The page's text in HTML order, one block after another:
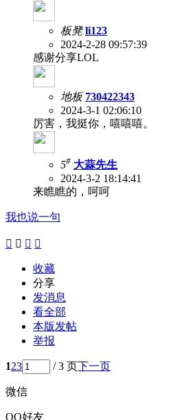
板凳 li123
2024-2-28 09:57:39
感谢分享LOL
地板 730422343
2024-3-1 02:06:10
厉害，我挺你，嘻嘻嘻。
5# 大蒜先生
2024-3-2 18:14:41
来瞧瞧的，呵呵
我也说一句
   
收藏
分享
发消息
看全部
本版发帖
举报
123 / 3 页下一页
微信
QQ好友